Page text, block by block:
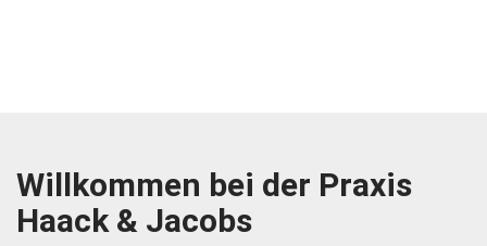
Willkommen bei der Praxis
Haack & Jacobs